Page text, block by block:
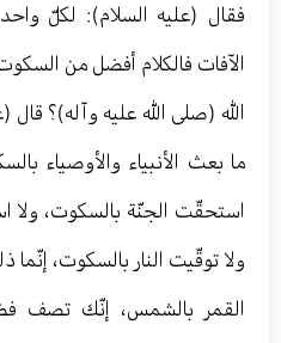
فقال (عليه السلام): لكلّ
الآفات فالكلام أفضل من
الله (صلى الله عليه وآله)؟ قال
ما بعث الأنبياء والأوصياء
استحقّت الجنّة بالسكوت، ولا
ولا توقّيت النار بالسكوت، إنّما
القمر بالشمس، إنّك تصف